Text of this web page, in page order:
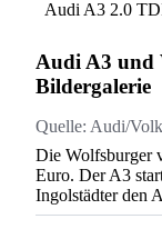
Audi A3 2.0
Audi A3 und
Bildergalerie
Quelle: Audi/
Die Wolfsburger
Euro. Der A3
Ingolstädter den